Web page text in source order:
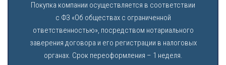
Покупка компании осуществляется в соответствии
с ФЗ «Об обществах с ограниченной
ответственностью», посредством нотариального
заверения договора и его регистрации в налоговых
органах. Срок переоформления – 1 неделя.